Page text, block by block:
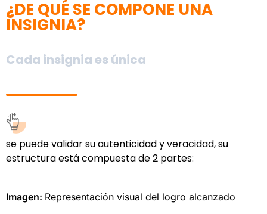
¿DE QUÉ SE COMPONE UNA
INSIGNIA?
Cada insignia es única
se puede validar su autenticidad y veracidad, su
estructura está compuesta de 2 partes:
Imagen: Representación visual del logro alcanzado